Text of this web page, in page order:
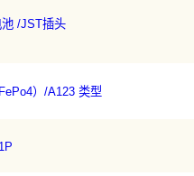
/JST插头
）/A123 类型